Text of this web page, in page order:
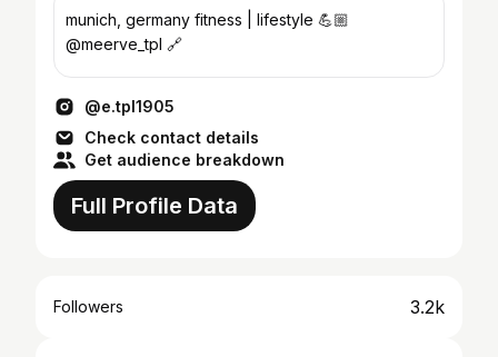
munich, germany fitness | lifestyle 💪🏼
@meerve_tpl 🔗
@e.tpl1905
Check contact details
Get audience breakdown
Full Profile Data
Followers 3.2k